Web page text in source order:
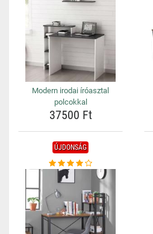
Modern irodai íróasztal
polcokkal
37500 Ft
ÚJDONSÁG